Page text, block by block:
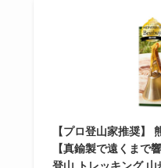
【プロ登山家推奨】
【真鍮製で遠くまで